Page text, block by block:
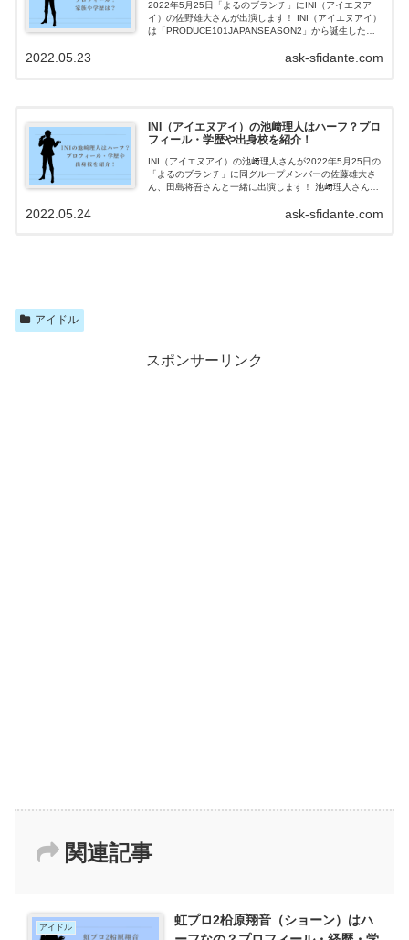
2022年5月25日「よるのブランチ」にINI（アイエヌア
イ）の佐野雄大さんが出演します！ INI（アイエヌアイ）
は「PRODUCE101JAPANSEASON2」から誕生したボ
ask-sfidante.com
2022.05.23
INI（アイエヌアイ）の池﨑理人はハーフ？プロ
フィール・学歴や出身校を紹介！
INI（アイエヌアイ）の池﨑理人さんが2022年5月25日の
「よるのブランチ」に同グループメンバーの佐藤雄大さ
ん、田島将吾さんと一緒に出演します！ 池﨑理人さん
「PRODUCE101JAPANSEASON2」で最終順位9...
ask-sfidante.com
2022.05.24
アイドル
スポンサーリンク
関連記事
アイドル
虹プロ2柗原翔音（ショーン）はハ